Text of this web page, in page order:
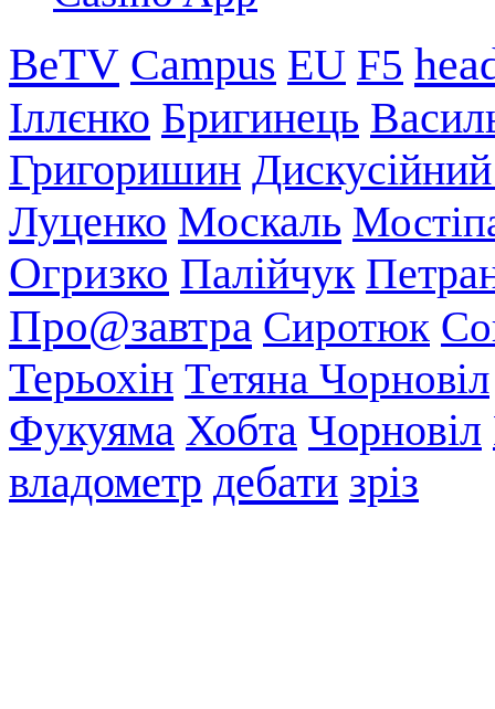
BeTV Campus EU F5
Іллєнко Бригинець
Григоришин
Луценко Москаль
Огризко Палійчук
Про@завтра Сиротюк
Терьохін Тетяна Чорновіл
Фукуяма Хобта Чорновіл
владометр дебати зріз